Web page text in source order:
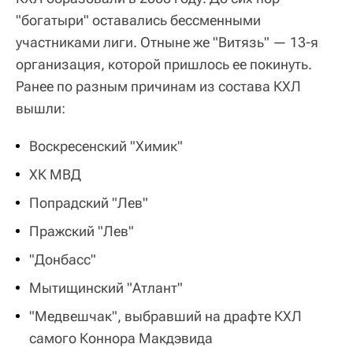
"богатыри" оставались бессменными
участниками лиги. Отныне же "Витязь" — 13-я
организация, которой пришлось ее покинуть.
Ранее по разным причинам из состава КХЛ
вышли:
Воскресенский "Химик"
ХК МВД
Попрадский "Лев"
Пражский "Лев"
"Донбасс"
Мытищинский "Атлант"
"Медвешчак", выбравший на драфте КХЛ
самого Коннора Макдэвида